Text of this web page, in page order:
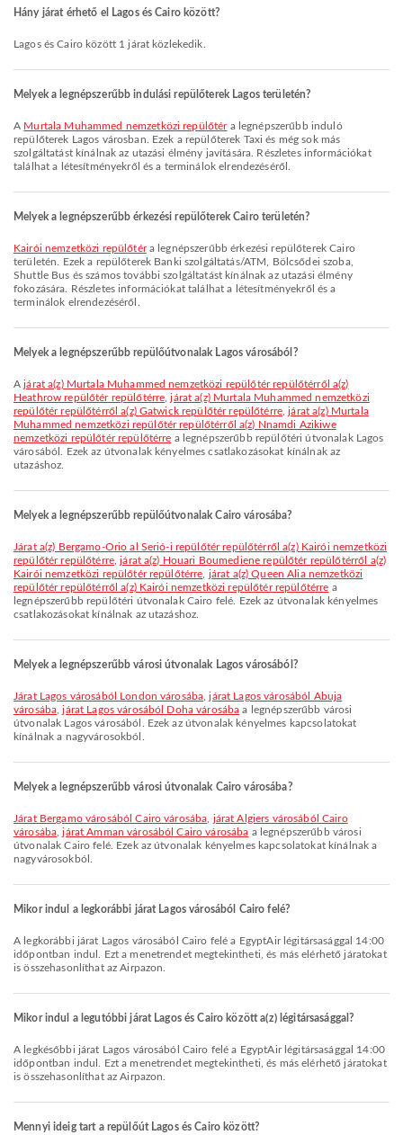
Hány járat érhető el Lagos és Cairo között?
Lagos és Cairo között 1 járat közlekedik.
Melyek a legnépszerűbb indulási repülőterek Lagos területén?
Murtala Muhammed nemzetközi repülőtéra legnépszerűbb induló
repülőterek Lagos városban. Ezek a repülőterek Taxi és még sok más
szolgáltatást kínálnak az utazási élmény javítására. Részletes információkat
találhat a létesítményekről és a terminálok elrendezéséről.
Melyek a legnépszerűbb érkezési repülőterek Cairo területén?
Kairói nemzetközi repülőtéra legnépszerűbb érkezési repülőterek Cairo
területén. Ezek a repülőterek Banki szolgáltatás/ATM, Bölcsődei szoba,
Shuttle Bus és számos további szolgáltatást kínálnak az utazási élmény
fokozására. Részletes információkat találhat a létesítményekről és a
terminálok elrendezéséről.
Melyek a legnépszerűbb repülőútvonalak Lagos városából?
Ajárat a(z) Murtala Muhammed nemzetközi repülőtér repülőtérről a(z)
Heathrow repülőtér repülőtérre ,járat a(z) Murtala Muhammed nemzetközi
repülőtér repülőtérről a(z) Gatwick repülőtér repülőtérre,járat a(z) Murtala
Muhammed nemzetközi repülőtér repülőtérről a(z) Nnamdi Azikiwe
nemzetközi repülőtér repülőtérre a legnépszerűbb repülőtéri útvonalak Lagos
városából. Ezek az útvonalak kényelmes csatlakozásokat kínálnak az
utazáshoz.
Melyek a legnépszerűbb repülőútvonalak Cairo városába?
járat a(z) Bergamo-Orio al Serió-i repülőtér repülőtérről a(z) Kairói nemzetközi
repülőtér repülőtérre,járat a(z) Houari Boumediene repülőtér repülőtérről a(z)
Kairói nemzetközi repülőtér repülőtérre járat a(z) Queen Alia nemzetközi
repülőtér repülőtérről a(z) Kairói nemzetközi repülőtér repülőtérre a
legnépszerűbb repülőtéri útvonalak Cairo felé. Ezek az útvonalak kényelmes
csatlakozásokat kínálnak az utazáshoz.
Melyek a legnépszerűbb városi útvonalak Lagos városából?
járat Lagos városából London városába ,járat Lagos városából Abuja
városába ,járat Lagos városából Doha városába a legnépszerűbb városi
útvonalak Lagos városából. Ezek az útvonalak kényelmes kapcsolatokat
kínálnak a nagyvárosokból.
Melyek a legnépszerűbb városi útvonalak Cairo városába?
járat Bergamo városából Cairo városába járat Algiers városából Cairo
városába ,járat Amman városából Cairo városába a legnépszerűbb városi
útvonalak Cairo felé. Ezek az útvonalak kényelmes kapcsolatokat kínálnak a
nagyvárosokból.
Mikor indul a legkorábbi járat Lagos városából Cairo felé?
A legkorábbi járat Lagos városából Cairo felé a EgyptAir légitársasággal 14:00
időpontban indul. Ezt a menetrendet megtekintheti, és más elérhető járatokat
is összehasonlíthat az Airpazon.
Mikor indul a legutóbbi járat Lagos és Cairo között a(z) légitársasággal?
A legkésőbbi járat Lagos városából Cairo felé a EgyptAir légitársasággal 14:00
időpontban indul. Ezt a menetrendet megtekintheti, és más elérhető járatokat
is összehasonlíthat az Airpazon.
Mennyi ideig tart a repülőút Lagos és Cairo között?